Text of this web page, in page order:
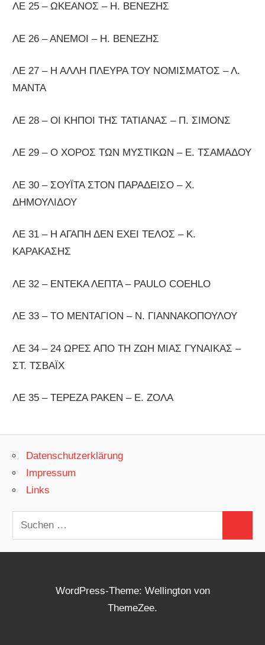
ΛΕ 25 – ΩΚΕΑΝΟΣ – Η. ΒΕΝΕΖΗΣ
ΛΕ 26 – ΑΝΕΜΟΙ – Η. ΒΕΝΕΖΗΣ
ΛΕ 27 – Η ΑΛΛΗ ΠΛΕΥΡΑ ΤΟΥ ΝΟΜΙΣΜΑΤΟΣ – Λ.
ΜΑΝΤΑ
ΛΕ 28 – ΟΙ ΚΗΠΟΙ ΤΗΣ ΤΑΤΙΑΝΑΣ – Π. ΣΙΜΟΝΣ
ΛΕ 29 – Ο ΧΟΡΟΣ ΤΩΝ ΜΥΣΤΙΚΩΝ – Ε. ΤΣΑΜΑΔΟΥ
ΛΕ 30 – ΣΟΥΪΤΑ ΣΤΟΝ ΠΑΡΑΔΕΙΣΟ – Χ.
ΔΗΜΟΥΛΙΔΟΥ
ΛΕ 31 – Η ΑΓΑΠΗ ΔΕΝ ΕΧΕΙ ΤΕΛΟΣ – Κ.
ΚΑΡΑΚΑΣΗΣ
ΛΕ 32 – ΕΝΤΕΚΑ ΛΕΠΤΑ – PAULO COEHLO
ΛΕ 33 – ΤΟ ΜΕΝΤΑΓΙΟΝ – Ν. ΓΙΑΝΝΑΚΟΠΟΥΛΟΥ
ΛΕ 34 – 24 ΩΡΕΣ ΑΠΟ ΤΗ ΖΩΗ ΜΙΑΣ ΓΥΝΑΙΚΑΣ –
ΣΤ. ΤΣΒΑΪΧ
ΛΕ 35 – ΤΕΡΕΖΑ ΡΑΚΕΝ – Ε. ΖΟΛΑ
Datenschutzerklärung
Impressum
Links
Suchen
nach:
WordPress-Theme: Wellington von
ThemeZee.